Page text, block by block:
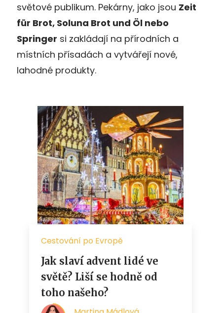
světové publikum. Pekárny, jako jsou Zeit
für Brot, Soluna Brot und Öl nebo
Springer si zakládají na přírodních a
místních přísadách a vytvářejí nové,
lahodné produkty.